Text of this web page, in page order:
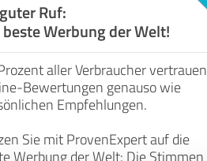
Ruf:
beste Werbung der Welt!
aller Verbraucher vertrauen
Bewertungen genauso wie
Empfehlungen.
Sie mit ProvenExpert auf die
Werbung der Welt: Die Stimmen